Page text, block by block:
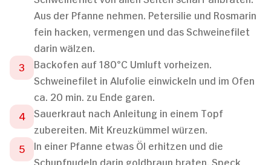
Aus der Pfanne nehmen. Petersilie und Rosmarin
fein hacken, vermengen und das Schweinefilet
darin wälzen.
Backofen auf 180°C Umluft vorheizen.
Schweinefilet in Alufolie einwickeln und im Ofen
ca. 20 min. zu Ende garen.
Sauerkraut nach Anleitung in einem Topf
zubereiten. Mit Kreuzkümmel würzen.
In einer Pfanne etwas Öl erhitzen und die
Schupfnudeln darin goldbraun braten. Speck